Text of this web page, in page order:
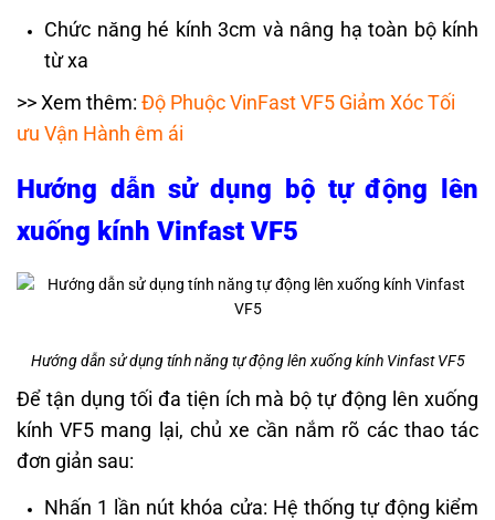
Chức năng hé kính 3cm và nâng hạ toàn bộ kính
từ xa
>> Xem thêm: Độ Phuộc VinFast VF5 Giảm Xóc Tối
ưu Vận Hành êm ái
Hướng dẫn sử dụng bộ tự động lên
xuống kính Vinfast VF5
Hướng dẫn sử dụng tính năng tự động lên xuống kính Vinfast VF5
Để tận dụng tối đa tiện ích mà bộ tự động lên xuống
kính VF5 mang lại, chủ xe cần nắm rõ các thao tác
đơn giản sau:
Nhấn 1 lần nút khóa cửa: Hệ thống tự động kiểm